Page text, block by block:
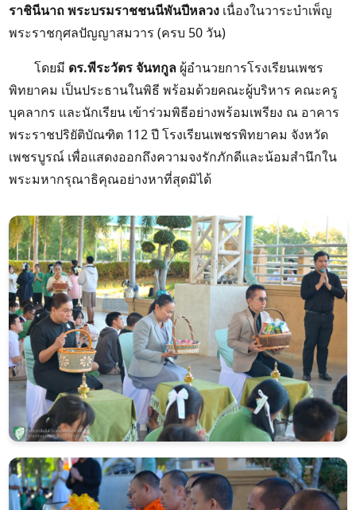
ราชินีนาถ พระบรมราชชนนีพันปีหลวง เนื่องในวาระบำเพ็ญ
พระราชกุศลปัญญาสมวาร (ครบ 50 วัน)
โดยมี ดร.พีระวัตร จันทกูล ผู้อำนวยการโรงเรียนเพชร
พิทยาคม เป็นประธานในพิธี พร้อมด้วยคณะผู้บริหาร คณะครู
บุคลากร และนักเรียน เข้าร่วมพิธีอย่างพร้อมเพรียง ณ อาคาร
พระราชปริยัติบัณฑิต 112 ปี โรงเรียนเพชรพิทยาคม จังหวัด
เพชรบูรณ์ เพื่อแสดงออกถึงความจงรักภักดีและน้อมสำนึกใน
พระมหากรุณาธิคุณอย่างหาที่สุดมิได้